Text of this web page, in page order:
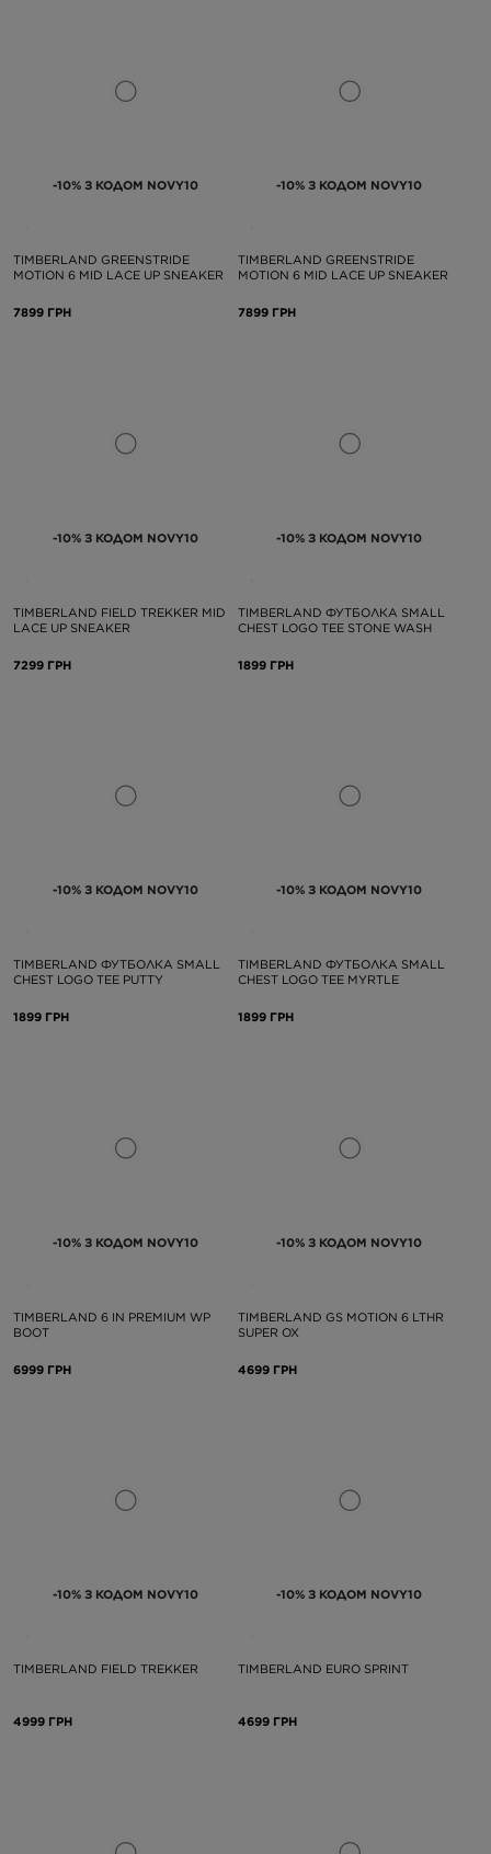
-10% З КОДОМ NOVY10
TIMBERLAND GREENSTRIDE
MOTION 6 MID LACE UP SNEAKER
7899 ГРН
-10% З КОДОМ NOVY10
TIMBERLAND GREENSTRIDE
MOTION 6 MID LACE UP SNEAKER
7899 ГРН
-10% З КОДОМ NOVY10
TIMBERLAND FIELD TREKKER MID
LACE UP SNEAKER
7299 ГРН
-10% З КОДОМ NOVY10
TIMBERLAND ФУТБОЛКА SMALL
CHEST LOGO TEE STONE WASH
1899 ГРН
-10% З КОДОМ NOVY10
TIMBERLAND ФУТБОЛКА SMALL
CHEST LOGO TEE PUTTY
1899 ГРН
-10% З КОДОМ NOVY10
TIMBERLAND ФУТБОЛКА SMALL
CHEST LOGO TEE MYRTLE
1899 ГРН
-10% З КОДОМ NOVY10
TIMBERLAND 6 IN PREMIUM WP
BOOT
6999 ГРН
-10% З КОДОМ NOVY10
TIMBERLAND GS MOTION 6 LTHR
SUPER OX
4699 ГРН
-10% З КОДОМ NOVY10
TIMBERLAND FIELD TREKKER
4999 ГРН
-10% З КОДОМ NOVY10
TIMBERLAND EURO SPRINT
4699 ГРН